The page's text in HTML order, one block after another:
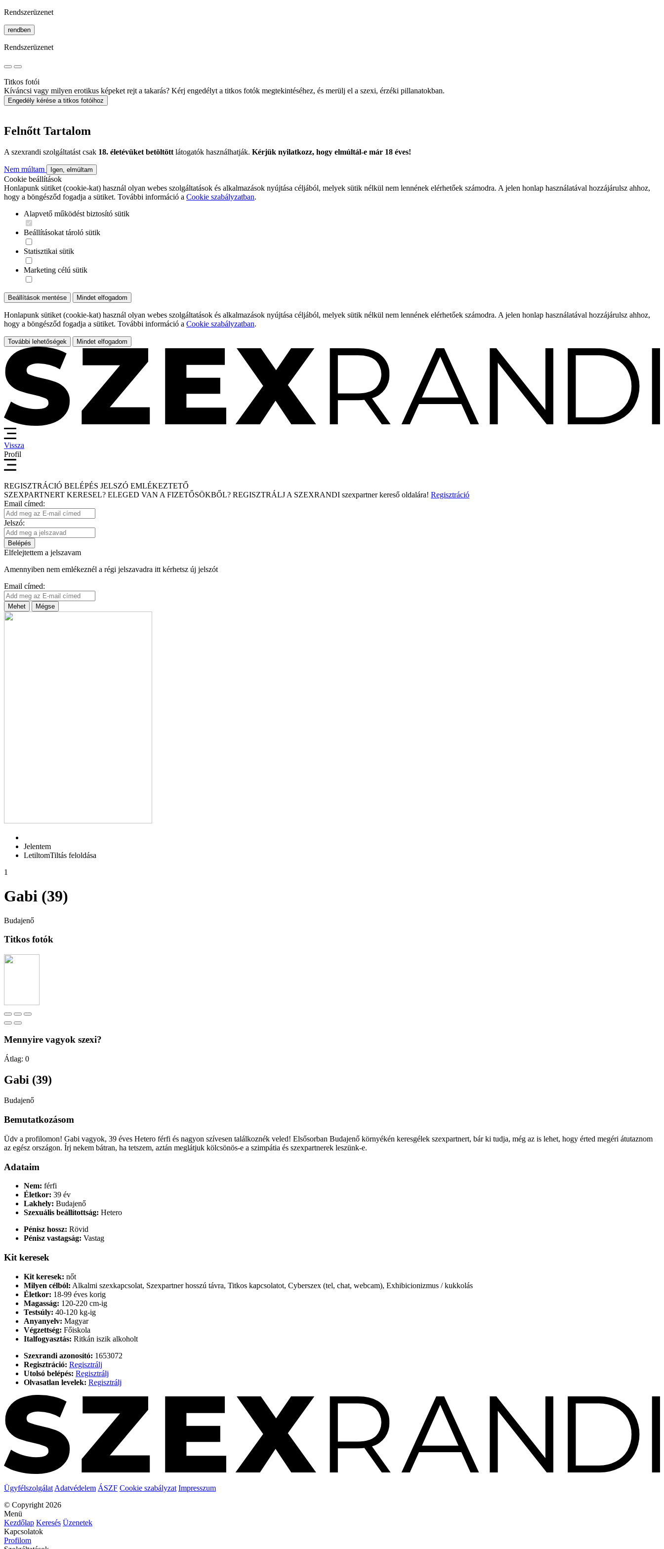
Rendszerüzenet
rendben
Rendszerüzenet
Titkos fotói
Kíváncsi vagy milyen erotikus képeket rejt a takarás? Kérj engedélyt a titkos fotók megtekintéséhez, és merülj el a szexi, érzéki pillanatokban.
Engedély kérése a titkos fotóihoz
Felnőtt Tartalom
A szexrandi szolgáltatást csak 18. életévüket betöltött látogatók használhatják. Kérjük nyilatkozz, hogy elmúltál-e már 18 éves!
Nem múltam Igen, elmúltam
Cookie beállítások
Honlapunk sütiket (cookie-kat) használ olyan webes szolgáltatások és alkalmazások nyújtása céljából, melyek sütik nélkül nem lennének elérhetőek számodra. A jelen honlap használatával hozzájárulsz ahhoz,
hogy a böngésződ fogadja a sütiket. További információ a Cookie szabályzatban.
Alapvető működést biztosító sütik
Beállításokat tároló sütik
Statisztikai sütik
Marketing célú sütik
Beállítások mentése Mindet elfogadom
Honlapunk sütiket (cookie-kat) használ olyan webes szolgáltatások és alkalmazások nyújtása céljából, melyek sütik nélkül nem lennének elérhetőek számodra. A jelen honlap használatával hozzájárulsz ahhoz,
hogy a böngésződ fogadja a sütiket. További információ a Cookie szabályzatban.
További lehetőségek Mindet elfogadom
Vissza
Profil
REGISZTRÁCIÓ BELÉPÉS JELSZÓ EMLÉKEZTETŐ
SZEXPARTNERT KERESEL? ELEGED VAN A FIZETŐSÖKBŐL? REGISZTRÁLJ A SZEXRANDI szexpartner kereső oldalára! Regisztráció
Email címed:
Jelszó:
Belépés
Elfelejtettem a jelszavam
Amennyiben nem emlékeznél a régi jelszavadra itt kérhetsz új jelszót
Email címed:
Mehet Mégse
Jelentem
LetiltomTiltás feloldása
1
Gabi (39)
Budajenő
Titkos fotók
Mennyire vagyok szexi?
Átlag: 0
Gabi (39)
Budajenő
Bemutatkozásom
Üdv a profilomon! Gabi vagyok, 39 éves Hetero férfi és nagyon szívesen találkoznék veled! Elsősorban Budajenő környékén keresgélek szexpartnert, bár ki tudja, még az is lehet, hogy érted megéri átutaznom
az egész országon. Írj nekem bátran, ha tetszem, aztán meglátjuk kölcsönös-e a szimpátia és szexpartnerek leszünk-e.
Adataim
Nem: férfi
Életkor: 39 év
Lakhely: Budajenő
Szexuális beállítottság: Hetero
Pénisz hossz: Rövid
Pénisz vastagság: Vastag
Kit keresek
Kit keresek: nőt
Milyen célból: Alkalmi szexkapcsolat, Szexpartner hosszú távra, Titkos kapcsolatot, Cyberszex (tel, chat, webcam), Exhibicionizmus / kukkolás
Életkor: 18-99 éves korig
Magasság: 120-220 cm-ig
Testsúly: 40-120 kg-ig
Anyanyelv: Magyar
Végzettség: Főiskola
Italfogyasztás: Ritkán iszik alkoholt
Szexrandi azonosító: 1653072
Regisztráció: Regisztrálj
Utolsó belépés: Regisztrálj
Olvasatlan levelek: Regisztrálj
Ügyfélszolgálat Adatvédelem ÁSZF Cookie szabályzat Impresszum
© Copyright 2026
Menü
Kezdőlap Keresés Üzenetek
Kapcsolatok
Profilom